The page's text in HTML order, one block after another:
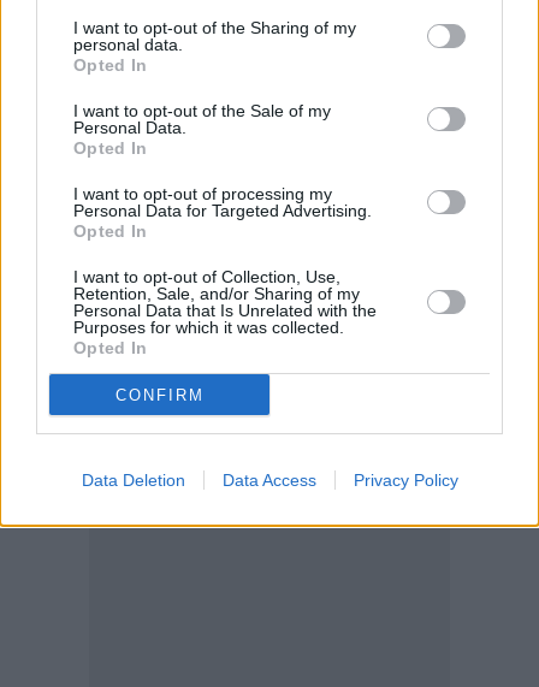
I want to opt-out of the Sharing of my
personal data.
Opted In
I want to opt-out of the Sale of my
Personal Data.
Opted In
I want to opt-out of processing my
Personal Data for Targeted Advertising.
Opted In
I want to opt-out of Collection, Use,
Retention, Sale, and/or Sharing of my
Personal Data that Is Unrelated with the
Purposes for which it was collected.
Opted In
CONFIRM
Data Deletion Data Access Privacy Policy
ολοσχερούς εξόφλησης.
Επίσης, αν οι ληξιπρόθεσμες οφειλές υπαχθούν σε
οποιαδήποτε ρύθμιση καταβολής οφειλών πριν από
παρέλευση του χρονικού διαστήματος των 4
μηνών
και για όσο χρονικό διάστημα ισχύει αυτή,
δεν υποβάλλεται αίτηση για άσκηση ποινικής δίωξης
προς τον αρμόδιο Εισαγγελέα Πρωτοδικών.